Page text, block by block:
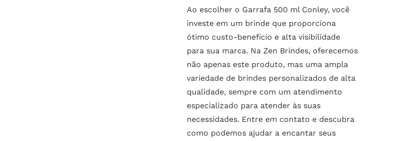
Ao escolher o Garrafa 500 ml Conley, você
investe em um brinde que proporciona
ótimo custo-benefício e alta visibilidade
para sua marca. Na Zen Brindes, oferecemos
não apenas este produto, mas uma ampla
variedade de brindes personalizados de alta
qualidade, sempre com um atendimento
especializado para atender às suas
necessidades. Entre em contato e descubra
como podemos ajudar a encantar seus